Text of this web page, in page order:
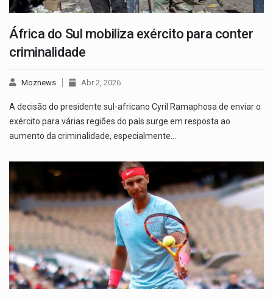
África do Sul mobiliza exército para conter
criminalidade
Moznews Abr 2, 2026
A decisão do presidente sul-africano Cyril Ramaphosa de enviar o
exército para várias regiões do país surge em resposta ao
aumento da criminalidade, especialmente…